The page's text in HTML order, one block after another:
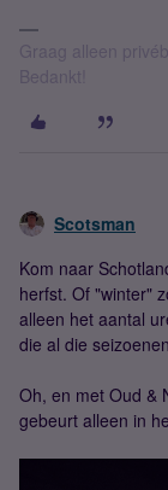
Graag alleen
Bedankt!
Scotsman
Kom naar
herfst. Of "winter"
alleen het aantal
die al die
Oh, en met Oud &
gebeurt alleen in